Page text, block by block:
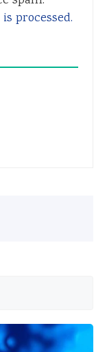
processed.